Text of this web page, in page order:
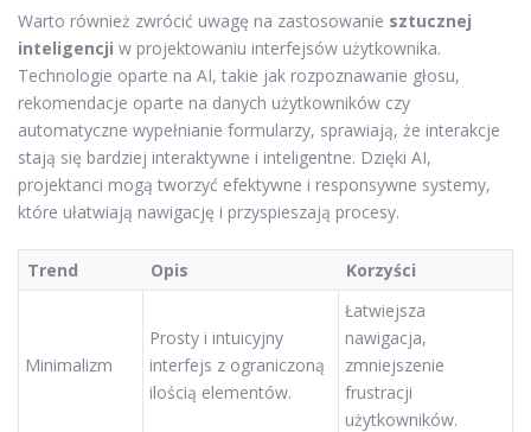
Warto również zwrócić uwagę na zastosowanie sztucznej
inteligencji w projektowaniu interfejsów użytkownika.
Technologie oparte na AI, takie jak rozpoznawanie głosu,
rekomendacje oparte na danych użytkowników czy
automatyczne wypełnianie formularzy, sprawiają, że interakcje
stają się bardziej interaktywne i inteligentne. Dzięki AI,
projektanci mogą tworzyć efektywne i responsywne systemy,
które ułatwiają nawigację i przyspieszają procesy.
Trend Opis Korzyści
Minimalizm
Prosty i intuicyjny
interfejs z ograniczoną
ilością elementów.
Łatwiejsza
nawigacja,
zmniejszenie
frustracji
użytkowników.